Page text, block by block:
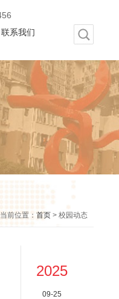
联系我们
当前位置： 首页 > 校园动态
2025
09-25